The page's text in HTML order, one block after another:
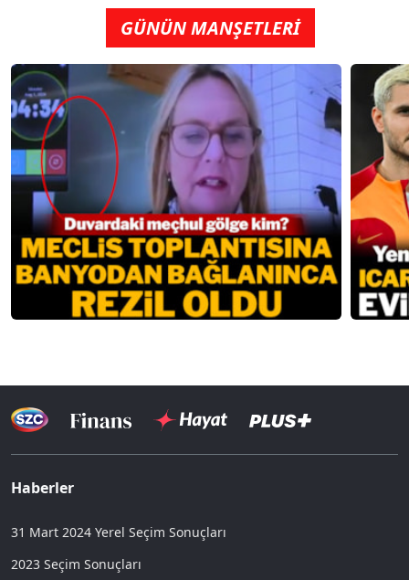
GÜNÜN MANŞETLERİ
Haberler
31 Mart 2024 Yerel Seçim Sonuçları
2023 Seçim Sonuçları